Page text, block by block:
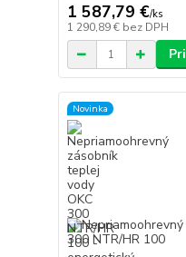
1 587,79 €/ks
1 290,89 € bez DPH
Novinka